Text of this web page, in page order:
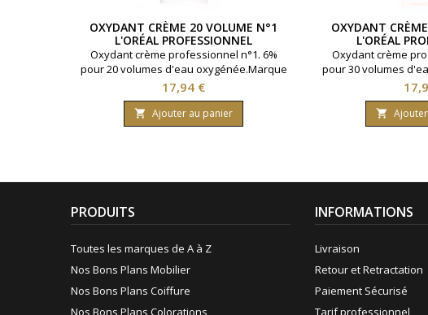
OXYDANT CRÈME 20 VOLUME N°1
L'ORÉAL PROFESSIONNEL
Oxydant crème professionnel n°1. 6%
pour 20 volumes d'eau oxygénée.Marque
: L'Oréal Professionnel.Contenance 1000
ml.
Prix
17,94 €
 Ajouter au panier
OXYDANT
L'ORÉAL
Oxydant crème
pour 30 volumes
: L'Oréal
Prix

PRODUITS
Toutes les marques de A à Z
Nos Bons Plans Mobilier
Nos Bons Plans Coiffure
Nos Bons Plans Colorations
INFORMATIONS
Livraison
Retour et Retractation
Paiement Sécurisé
Tarif professionnel